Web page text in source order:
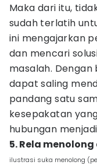
Maka dari itu,
sudah terlatih
ini mengajarkan
dan mencari
masalah.
dapat saling
pandang satu
kesepakatan
hubungan
5. Rela
ilustrasi suka menolong